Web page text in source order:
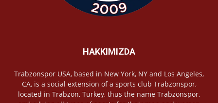
HAKKIMIZDA
Trabzonspor USA, based in New York, NY and Los Angeles,
CA, is a social extension of a sports club Trabzonspor,
located in Trabzon, Turkey, thus the name Trabzonspor,